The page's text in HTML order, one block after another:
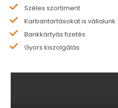
Széles szortiment
Karbantartásokat is vállalunk
Bankkártyás fizetés
Gyors kiszolgálás